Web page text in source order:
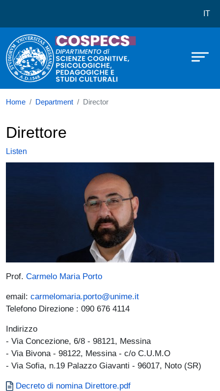
Dipartimento di Scienze IT
Home Department Director
Direttore
Listen
Prof. Carmelo Maria Porto
email: carmelomaria.porto@unime.it
Telefono Direzione : 090 676 4114
Indirizzo
- Via Concezione, 6/8 - 98121, Messina
- Via Bivona - 98122, Messina - c/o C.U.M.O
- Via Sofia, n.19 Palazzo Giavanti - 96017, Noto (SR)
Documento
Decreto di nomina Direttore.pdf